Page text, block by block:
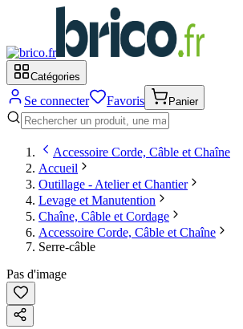
Catégories
Se connecter Favoris Panier
Accessoire Corde, Câble et Chaîne
Accueil
Outillage - Atelier et Chantier
Levage et Manutention
Chaîne, Câble et Cordage
Accessoire Corde, Câble et Chaîne
Serre-câble
Pas d'image